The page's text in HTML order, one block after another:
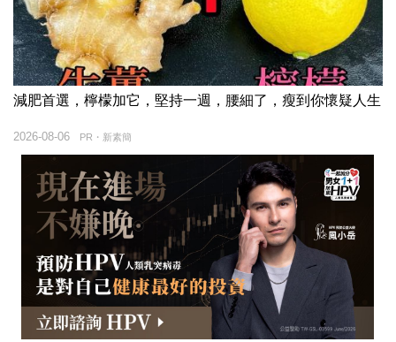
減肥首選，檸檬加它，堅持一週，腰細了，瘦到你懷疑人生
PR・新素簡
2026-08-06